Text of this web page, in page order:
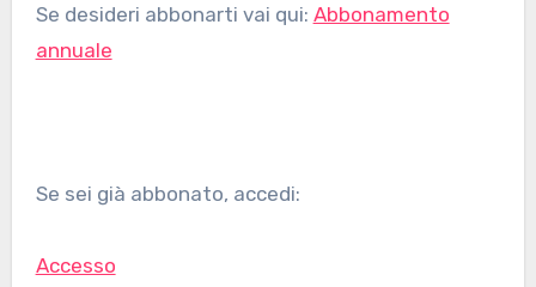
Se desideri abbonarti vai qui: Abbonamento
annuale
Se sei già abbonato, accedi:
Accesso